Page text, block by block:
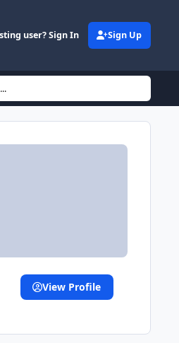
user? Sign In Sign Up
View Profile